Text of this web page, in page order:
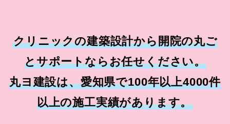
クリニックの建築設計から開院の丸ご
とサポートならお任せください。
丸ヨ建設は、愛知県で100年以上4000件
以上の施工実績があります。